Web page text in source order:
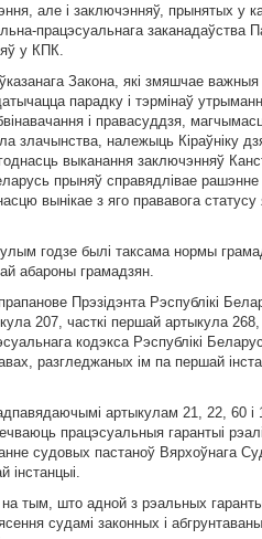
але i заключэнняў, прынятых у
працэсуальнага заканадаўства
у КПК.
Закона, якi змяшчае
парадку i тэрмiнаў
i правасуддзя,
злачынства, належыць Кiраўнiку
выканання заключэнняў
прыняў справядлiвае
вынiкае з яго прававога статусу
годзе былi таксама нормы
абароны грамадзян.
Прэзiдэнта Рэспублiкi
207, часткi першай артыкула
кодэкса Рэспублiкi
разгледжаных iм па першай
артыкулам 21, 22, 60 i
працэсуальныя гарантыi
судовых пастаноў Вярхоўнага
iнстанцыi.
тым, што адной з рэальных
судамi законных i